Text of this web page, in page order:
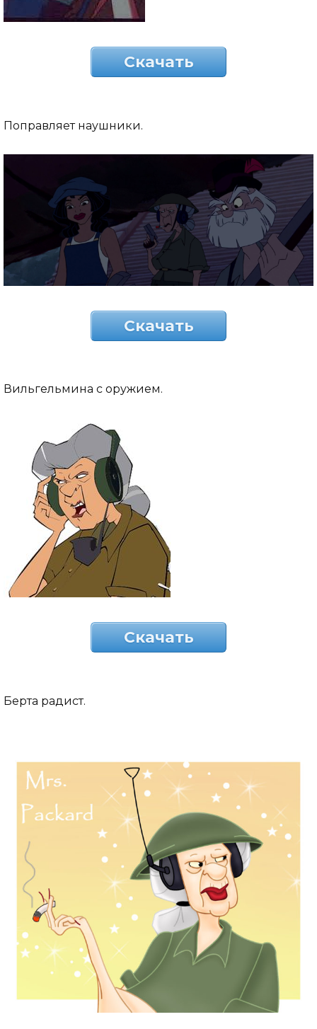
Скачать
Поправляет наушники.
Скачать
Вильгельмина с оружием.
Скачать
Берта радист.